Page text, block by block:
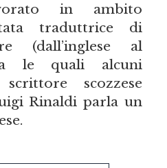
in ambito
traduttrice di
(dall’inglese al
le quali alcuni
scozzese
Rinaldi parla un